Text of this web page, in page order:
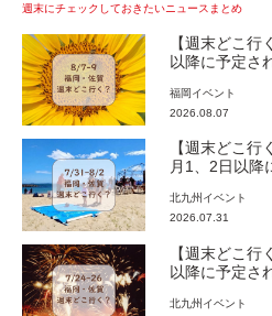
週末にチェックしておきたいニュースまとめ
【週末どこ
以降に予定さ
福岡 イベント
2026.08.07
【週末どこ
月1、2日以降
北九州 イベント
2026.07.31
【週末どこ
以降に予定さ
北九州 イベント